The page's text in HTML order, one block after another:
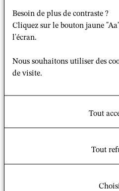
Lauréat du Prix Universitaire
pour la rédaction de ce
l'oeuvre dans la construction
en particulier en Ukraine. Je
ecclésiales qui ne sont pas
Besoin de plus de contraste ?
Cliquez sur le bouton jaune
l'écran.
Nous souhaitons utiliser des
de visite.
Tout
Tout